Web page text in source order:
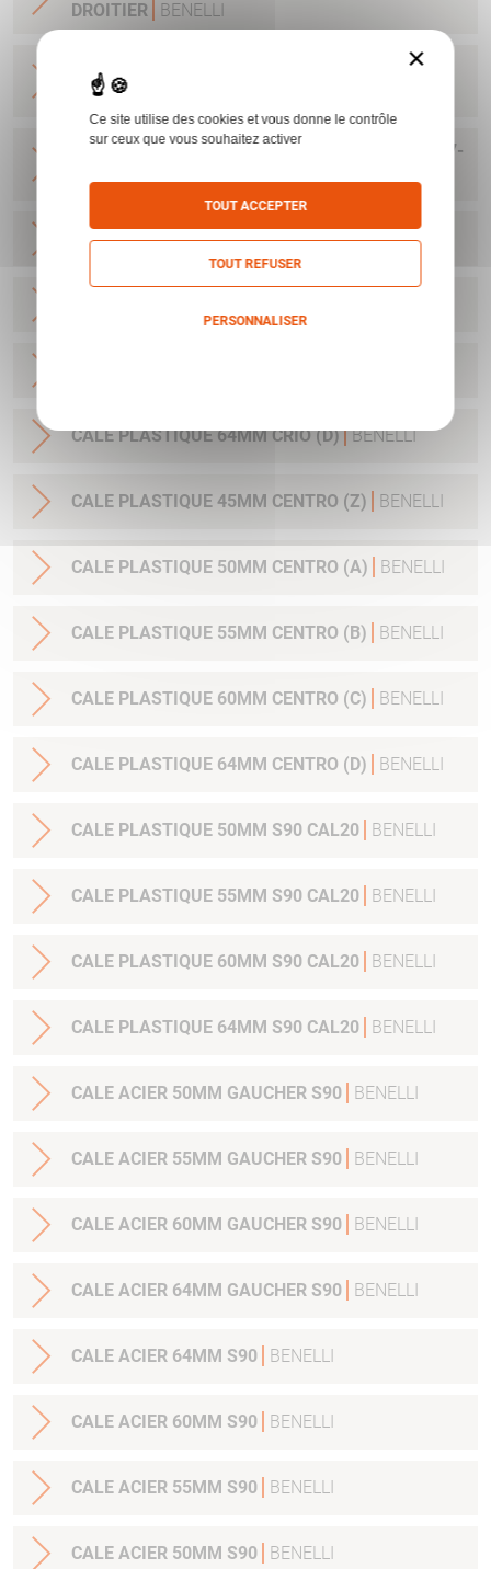
DROITIER BENELLI
POIGNEE ANATOMIQUE MP90S/95E LARGE
GAUCHER
KIT NETTOYAGE C12 BENELLI NNO 1005-15-187-
CALE PLASTIQUE 50MM CRIO (A) BENELLI
CALE PLASTIQUE 64MM CRIO (D) BENELLI
CALE PLASTIQUE 45MM CENTRO (Z) BENELLI
CALE PLASTIQUE 50MM CENTRO (A) BENELLI
CALE PLASTIQUE 55MM CENTRO (B) BENELLI
CALE PLASTIQUE 60MM CENTRO (C) BENELLI
CALE PLASTIQUE 64MM CENTRO (D) BENELLI
CALE PLASTIQUE 50MM S90 CAL20 BENELLI
CALE PLASTIQUE 55MM S90 CAL20 BENELLI
CALE PLASTIQUE 60MM S90 CAL20 BENELLI
CALE PLASTIQUE 64MM S90 CAL20 BENELLI
CALE ACIER 50MM GAUCHER S90 BENELLI
CALE ACIER 55MM GAUCHER S90 BENELLI
CALE ACIER 60MM GAUCHER S90 BENELLI
CALE ACIER 64MM GAUCHER S90 BENELLI
CALE ACIER 64MM S90 BENELLI
CALE ACIER 60MM S90 BENELLI
CALE ACIER 55MM S90 BENELLI
CALE ACIER 50MM S90 BENELLI
×
Ce site utilise des cookies et vous donne le contrôle
sur ceux que vous souhaitez activer
TOUT ACCEPTER
TOUT REFUSER
PERSONNALISER